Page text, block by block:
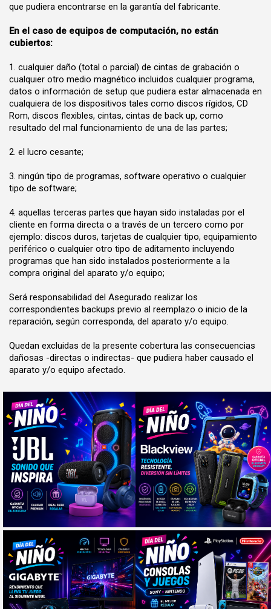
que pudiera encontrarse en la garantía del fabricante.
En el caso de equipos de computación, no están
cubiertos:
1. cualquier daño (total o parcial) de cintas de grabación o
cualquier otro medio magnético incluidos cualquier programa,
datos o información de setup que pudiera estar almacenada en
cualquiera de los dispositivos tales como discos rígidos, CD
Rom, discos flexibles, cintas, cintas de back up, como
resultado del mal funcionamiento de una de las partes;
2. el lucro cesante;
3. ningún tipo de programas, software operativo o cualquier
tipo de software;
4. aquellas terceras partes que hayan sido instaladas por el
cliente en forma directa o a través de un tercero como por
ejemplo: discos duros, tarjetas de cualquier tipo, equipamiento
periférico o cualquier otro tipo de aditamento incluyendo
programas que han sido instalados posteriormente a la
compra original del aparato y/o equipo;
Será responsabilidad del Asegurado realizar los
correspondientes backups previo al reemplazo o inicio de la
reparación, según corresponda, del aparato y/o equipo.
Quedan excluidas de la presente cobertura las consecuencias
dañosas -directas o indirectas- que pudiera haber causado el
aparato y/o equipo afectado.